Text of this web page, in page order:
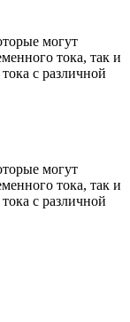
могут
тока, так и
с различной
могут
тока, так и
с различной